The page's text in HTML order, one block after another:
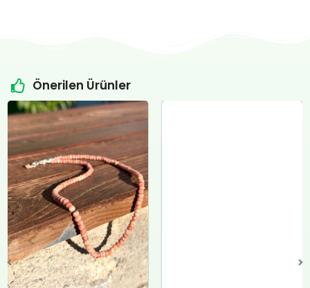
Önerilen Ürünler
Orijinal
fiyat:
₺4.800,00.
Şu
andaki
fiyat:
₺4.500,00.